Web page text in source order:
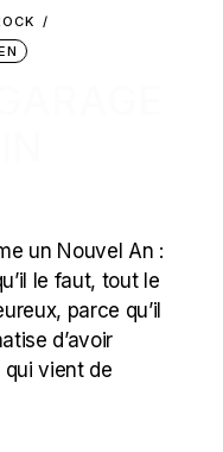
un Nouvel An :
le faut, tout le
parce qu’il
d’avoir
qui vient de